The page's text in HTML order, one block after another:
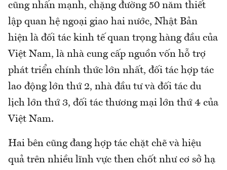
cũng nhấn mạnh, chặng đường 50 năm thiết
lập quan hệ ngoại giao hai nước, Nhật Bản
hiện là đối tác kinh tế quan trọng hàng đầu của
Việt Nam, là nhà cung cấp nguồn vốn hỗ trợ
phát triển chính thức lớn nhất, đối tác hợp tác
lao động lớn thứ 2, nhà đầu tư và đối tác du
lịch lớn thứ 3, đối tác thương mại lớn thứ 4 của
Việt Nam.
Hai bên cũng đang hợp tác chặt chẽ và hiệu
quả trên nhiều lĩnh vực then chốt như cơ sở hạ